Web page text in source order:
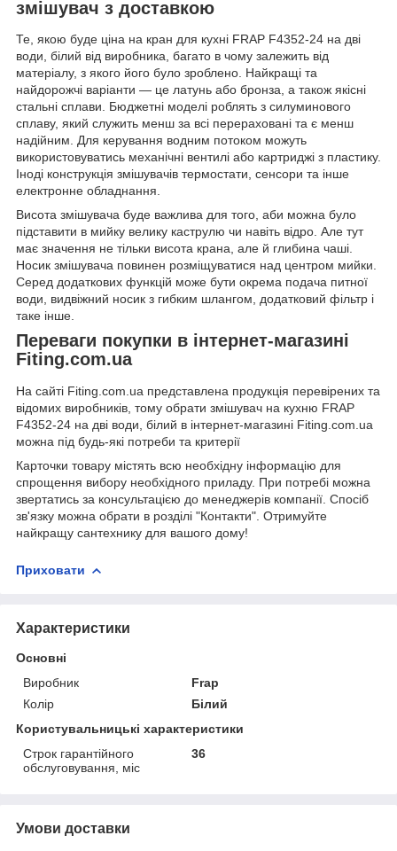
змішувач з доставкою
Те, якою буде ціна на кран для кухні FRAP F4352-24 на дві
води, білий від виробника, багато в чому залежить від
матеріалу, з якого його було зроблено. Найкращі та
найдорожчі варіанти — це латунь або бронза, а також якісні
стальні сплави. Бюджетні моделі роблять з силуминового
сплаву, який служить менш за всі перераховані та є менш
надійним. Для керування водним потоком можуть
використовуватись механічні вентилі або картриджі з пластику.
Іноді конструкція змішувачів термостати, сенсори та інше
електронне обладнання.
Висота змішувача буде важлива для того, аби можна було
підставити в мийку велику каструлю чи навіть відро. Але тут
має значення не тільки висота крана, але й глибина чаші.
Носик змішувача повинен розміщуватися над центром мийки.
Серед додаткових функцій може бути окрема подача питної
води, видвіжний носик з гибким шлангом, додатковий фільтр і
таке інше.
Переваги покупки в інтернет-магазині
Fiting.com.ua
На сайті Fiting.com.ua представлена продукція перевірених та
відомих виробників, тому обрати змішувач на кухню FRAP
F4352-24 на дві води, білий в інтернет-магазині Fiting.com.ua
можна під будь-які потреби та критерії
Карточки товару містять всю необхідну інформацію для
спрощення вибору необхідного приладу. При потребі можна
звертатись за консультацією до менеджерів компанії. Спосіб
зв'язку можна обрати в розділі "Контакти". Отримуйте
найкращу сантехнику для вашого дому!
Приховати
Характеристики
Основні
Виробник
Frap
Колір
Білий
Користувальницькі характеристики
Строк гарантійного
обслуговування, міс
36
Умови доставки